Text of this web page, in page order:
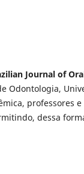
Journal of
Odontologia,
professores
dessa